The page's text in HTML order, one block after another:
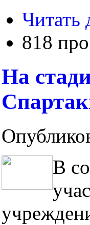
Читать
818
На
В